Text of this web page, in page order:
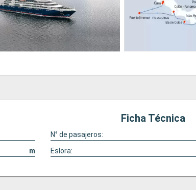
Ficha Técnica
N° de pasajeros:
m Eslora: